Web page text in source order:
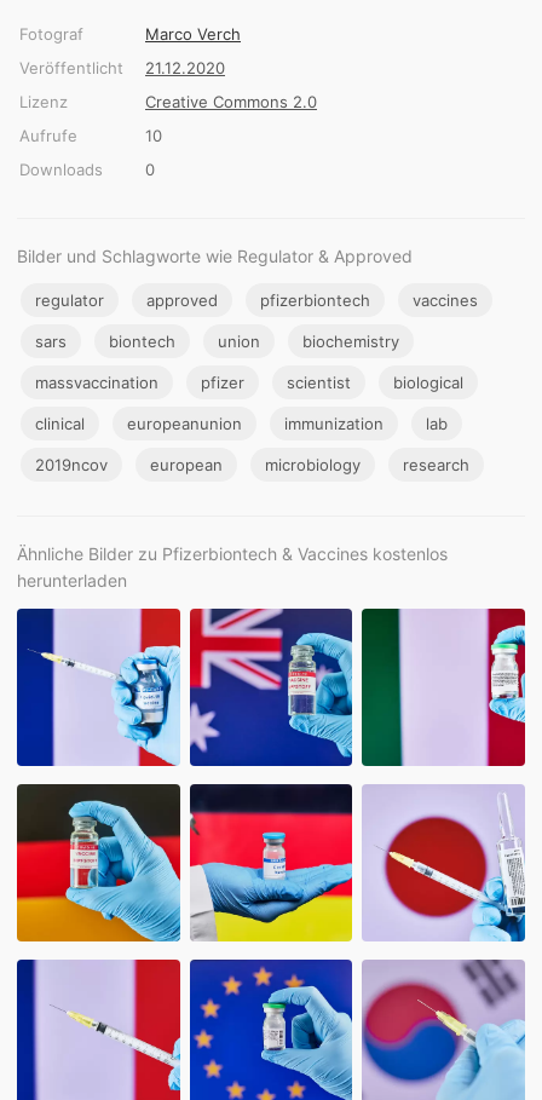
Fotograf
Marco Verch
Veröffentlicht
21.12.2020
Lizenz
Creative Commons 2.0
Aufrufe
10
Downloads
0
Bilder und Schlagworte wie Regulator & Approved
regulator approved pfizerbiontech vaccines
sars biontech union biochemistry
massvaccination pfizer scientist biological
clinical europeanunion immunization lab
2019ncov european microbiology research
Ähnliche Bilder zu Pfizerbiontech & Vaccines kostenlos
herunterladen